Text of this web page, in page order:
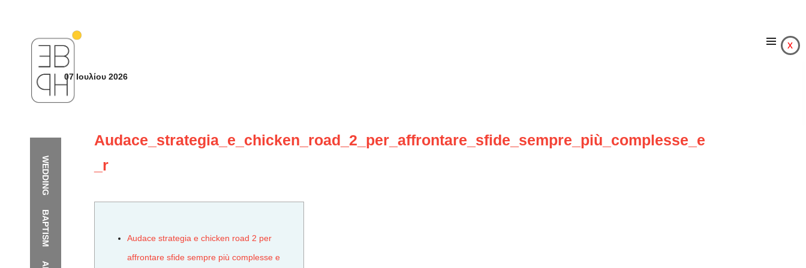
WEDDING
BAPTISM
x
07 Ιουλίου 2026
Audace_strategia_e_chicken_road_2_per_affrontare_sfide_sempre_più_complesse_e
_r
Audace strategia e chicken road 2 per
affrontare sfide sempre più complesse e